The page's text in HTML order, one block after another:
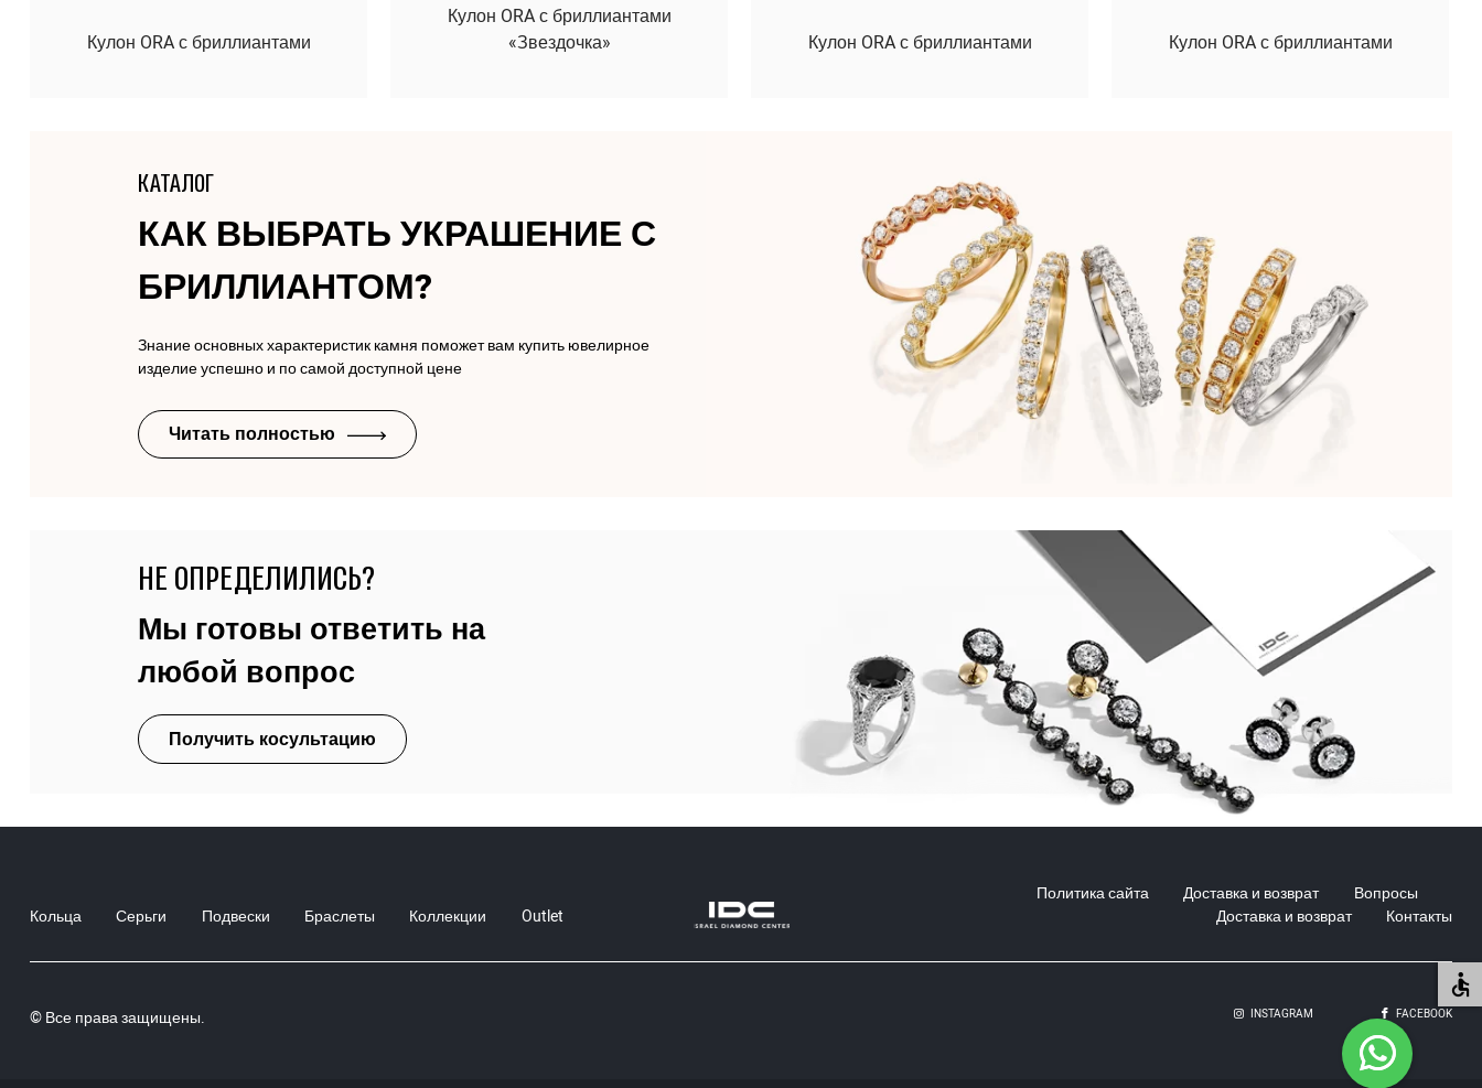
Кулон ORA с бриллиантами
Кулон ORA с бриллиантами
«Звездочка»
Кулон ORA с бриллиантами Кулон ORA с бриллиантами
КАТАЛОГ
КАК ВЫБРАТЬ УКРАШЕНИЕ С
БРИЛЛИАНТОМ?
Знание основных характеристик камня поможет вам купить ювелирное
изделие успешно и по самой доступной цене
Читать полностью
НЕ ОПРЕДЕЛИЛИСЬ?
Мы готовы ответить на
любой вопрос
Получить косультацию
Кольца Серьги Подвески Браслеты Коллекции Outlet
Политика сайта Доставка и возврат
Вопросы
Доставка и возврат
Контакты
© Все права защищены. INSTAGRAM FACEBOOK